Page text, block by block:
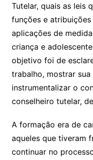
Tutelar, quais as leis
funções e
aplicações de
criança e
objetivo foi de
trabalho, mostrar
instrumentalizar o
conselheiro tutelar,
A formação era de
aqueles que tiveram
continuar no